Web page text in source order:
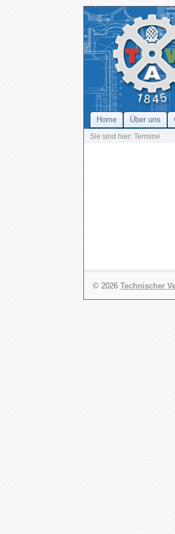
Home Über uns
Sie sind hier: Termine
© 2026 Technischer